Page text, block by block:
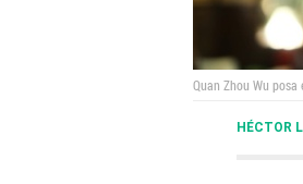
Quan Zhou Wu
HÉCTOR